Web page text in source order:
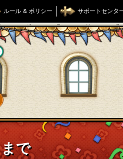
ルール & ポリシー サポートセンタ
ドラゴンクエス
で